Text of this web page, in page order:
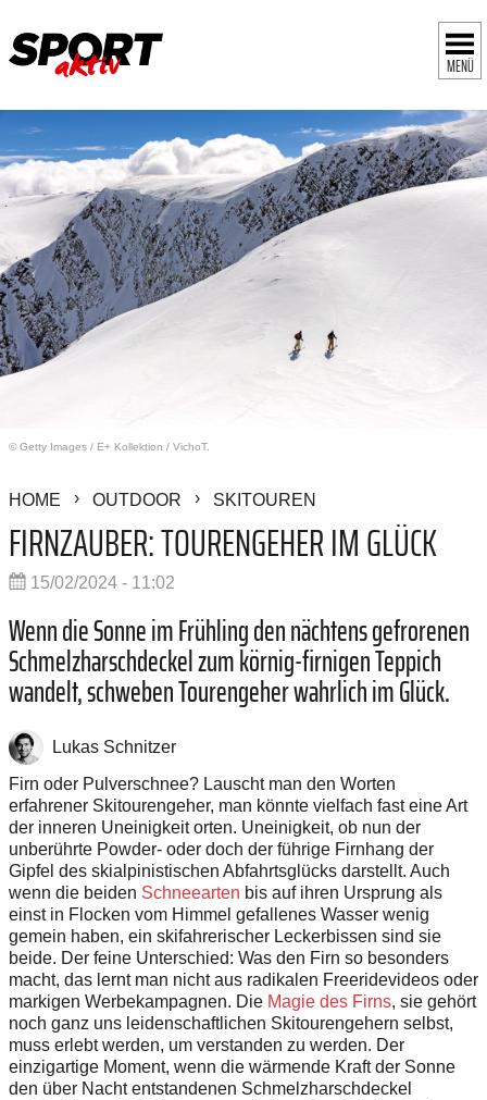
MENÜ
© Getty Images / E+ Kollektion / VichoT.
HOME OUTDOOR SKITOUREN
FIRNZAUBER: TOURENGEHER IM GLÜCK
15/02/2024 - 11:02
Wenn die Sonne im Frühling den nächtens ­gefrorenen
Schmelzharschdeckel zum ­körnig-firnigen Teppich
wandelt, schweben Tourengeher wahrlich im Glück.
Lukas Schnitzer
Firn oder Pulverschnee? Lauscht man den Worten
erfahrener Skitourengeher, man könnte vielfach fast eine Art
der inneren Uneinigkeit orten. Uneinigkeit, ob nun der
unberührte Powder- oder doch der führige Firnhang der
Gipfel des skialpinistischen Abfahrtsglücks darstellt. Auch
wenn die ­beiden Schneearten bis auf ihren Ursprung als
einst in Flocken vom Himmel gefallenes Wasser wenig
gemein haben, ein skifahrerischer Leckerbissen sind sie
beide. Der feine Unterschied: Was den Firn so besonders
macht, das lernt man nicht aus radikalen Freeridevideos oder
markigen Werbekampagnen. Die Magie des Firns, sie gehört
noch ganz uns leidenschaftlichen Skitourengehern selbst,
muss erlebt werden, um verstanden zu werden. Der
einzigartige Moment, wenn die wärmende Kraft der Sonne
den über Nacht entstandenen Schmelzharschdeckel